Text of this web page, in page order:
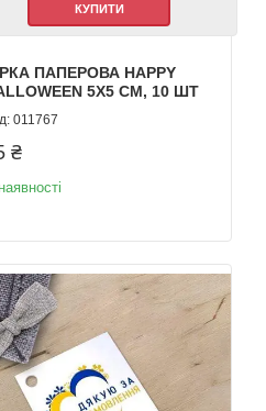
КУПИТИ
ПАПЕРОВА HAPPY
5Х5 СМ, 10 ШТ
011767
₴